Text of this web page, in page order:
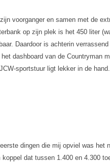
voorganger en samen met de
op zijn plek is het 450 liter
Daardoor is achterin
dashboard van de Countryman
sportstuur ligt lekker in de hand.
dingen die mij opviel was
dat tussen 1.400 en 4.300